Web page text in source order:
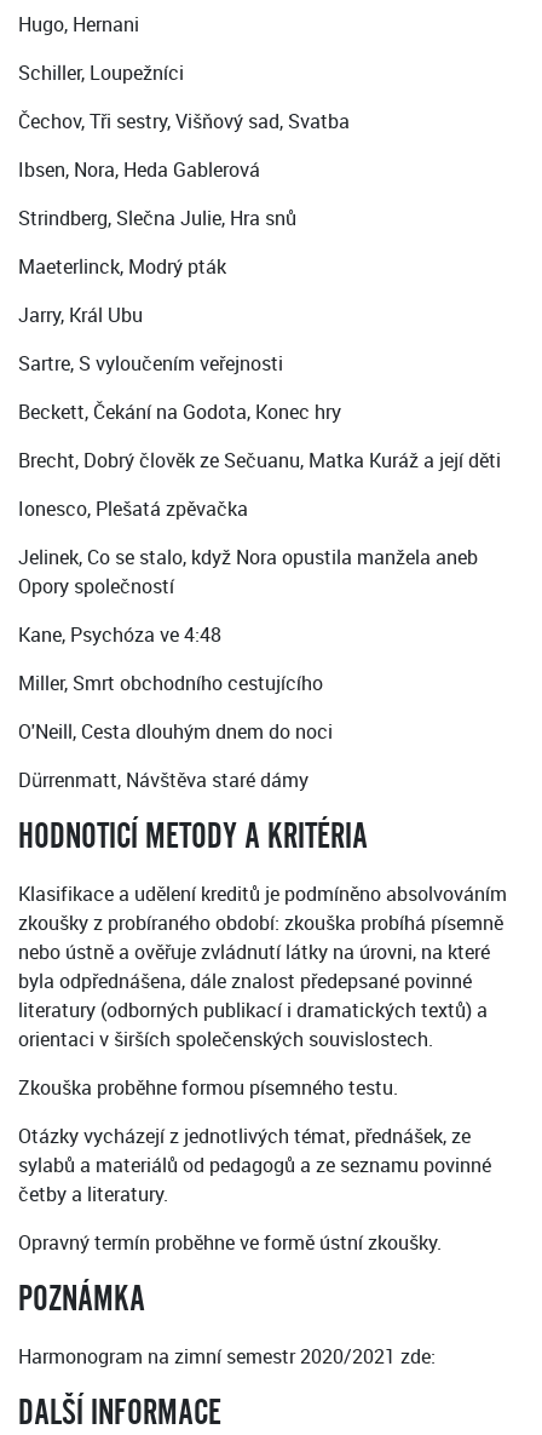
Hugo, Hernani
Schiller, Loupežníci
Čechov, Tři sestry, Višňový sad, Svatba
Ibsen, Nora, Heda Gablerová
Strindberg, Slečna Julie, Hra snů
Maeterlinck, Modrý pták
Jarry, Král Ubu
Sartre, S vyloučením veřejnosti
Beckett, Čekání na Godota, Konec hry
Brecht, Dobrý člověk ze Sečuanu, Matka Kuráž a její děti
Ionesco, Plešatá zpěvačka
Jelinek, Co se stalo, když Nora opustila manžela aneb
Opory společností
Kane, Psychóza ve 4:48
Miller, Smrt obchodního cestujícího
O'Neill, Cesta dlouhým dnem do noci
Dürrenmatt, Návštěva staré dámy
HODNOTICÍ METODY A KRITÉRIA
Klasifikace a udělení kreditů je podmíněno absolvováním
zkoušky z probíraného období: zkouška probíhá písemně
nebo ústně a ověřuje zvládnutí látky na úrovni, na které
byla odpřednášena, dále znalost předepsané povinné
literatury (odborných publikací i dramatických textů) a
orientaci v širších společenských souvislostech.
Zkouška proběhne formou písemného testu.
Otázky vycházejí z jednotlivých témat, přednášek, ze
sylabů a materiálů od pedagogů a ze seznamu povinné
četby a literatury.
Opravný termín proběhne ve formě ústní zkoušky.
POZNÁMKA
Harmonogram na zimní semestr 2020/2021 zde:
DALŠÍ INFORMACE